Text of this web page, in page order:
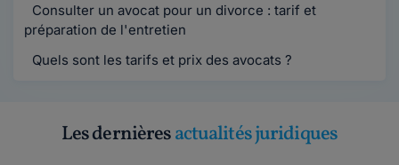
Consulter un avocat pour un divorce : tarif et
préparation de l'entretien
Quels sont les tarifs et prix des avocats ?
Les dernièresactualités juridiques